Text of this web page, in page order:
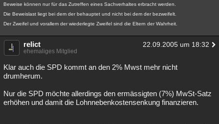
Beweise können nur für das Zutreffen eines Sachverhaltes erbracht werden.
Die Beweislast liegt bei dem der behauptet und nicht bei dem der bezweifelt.
Der Zweifel und vorallem der wiederlegte Zweifel sind die Eltern der Wahrheit.
relict 22.09.2005 um 18:32
ehemaliges Mitglied
Klar auch die SPD kommt an den 2% Mwst mehr nicht
drumherum.
Nur die SPD möchte allerdings den ermässigten (7%) MwSt-Satz
erhöhen und damit die Lohnnebenkostensenkung finanzieren.